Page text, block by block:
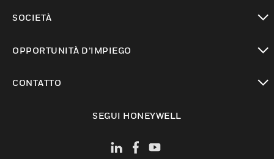
SOCIETÀ
OPPORTUNITÀ D’IMPIEGO
CONTATTO
SEGUI HONEYWELL